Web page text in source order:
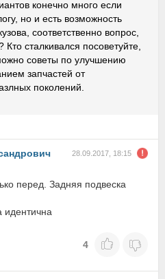
конечно много если
но и есть возможность
соответственно вопрос,
Кто сталкивался посоветуйте,
советы по улучшению
запчастей от
поколений.
28.09.2017, 18:15
перед. Задняя подвеска
идентична
4